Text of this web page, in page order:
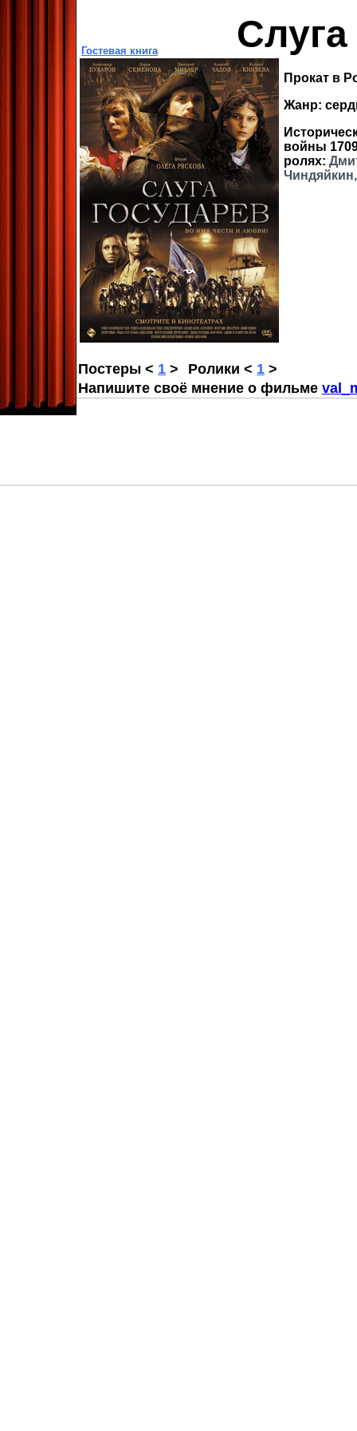
Гостевая книга
Ролики < 1 >
Постеры < 1 >
Напишите своё мнение о фильме
Прокат в
Жанр:
войны
ролях: